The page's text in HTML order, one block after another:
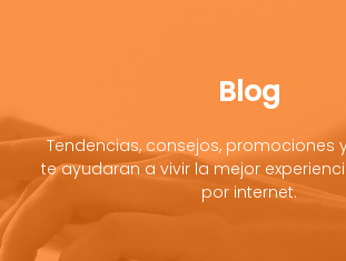
Blog
Tendencias, consejos, promociones
te ayudaran a vivir la mejor
por internet.